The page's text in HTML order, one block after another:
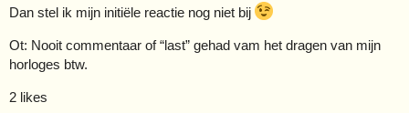
Dan stel ik mijn initiële reactie nog niet bij
Ot: Nooit commentaar of “last” gehad vam het dragen van mijn
horloges btw.
2 likes